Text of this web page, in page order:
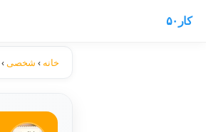
کار۵۰
خانه › شخصی›